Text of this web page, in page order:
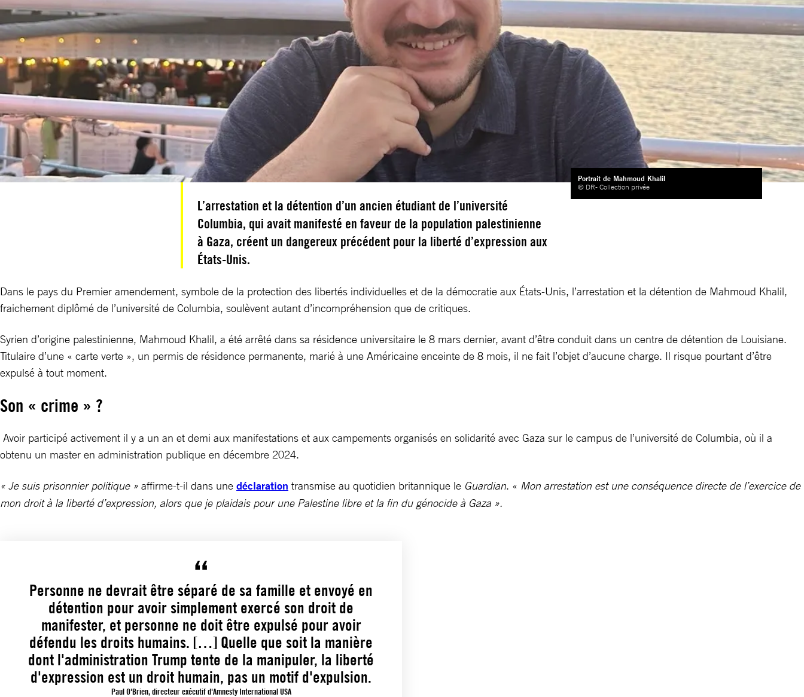
Portrait de Mahmoud Khalil
© DR- Collection privée
L’arrestation et la détention d’un ancien étudiant de l’université
Columbia, qui avait manifesté en faveur de la population palestinienne
à Gaza, créent un dangereux précédent pour la liberté d’expression aux
États-Unis.
Dans le pays du Premier amendement, symbole de la protection des libertés individuelles et de la démocratie aux États-Unis, l’arrestation et la détention de Mahmoud Khalil,
fraichement diplômé de l’université de Columbia, soulèvent autant d’incompréhension que de critiques.
Syrien d’origine palestinienne, Mahmoud Khalil, a été arrêté dans sa résidence universitaire le 8 mars dernier, avant d’être conduit dans un centre de détention de Louisiane.
Titulaire d’une « carte verte », un permis de résidence permanente, marié à une Américaine enceinte de 8 mois, il ne fait l’objet d’aucune charge. Il risque pourtant d’être
expulsé à tout moment.
Son « crime » ?
Avoir participé activement il y a un an et demi aux manifestations et aux campements organisés en solidarité avec Gaza sur le campus de l’université de Columbia, où il a
obtenu un master en administration publique en décembre 2024.
« Je suis prisonnier politique » affirme-t-il dans une déclaration transmise au quotidien britannique le Guardian. « Mon arrestation est une conséquence directe de l’exercice de
mon droit à la liberté d’expression, alors que je plaidais pour une Palestine libre et la fin du génocide à Gaza ».
Personne ne devrait être séparé de sa famille et envoyé en
détention pour avoir simplement exercé son droit de
manifester, et personne ne doit être expulsé pour avoir
défendu les droits humains. […] Quelle que soit la manière
dont l'administration Trump tente de la manipuler, la liberté
d'expression est un droit humain, pas un motif d'expulsion.
Paul O'Brien, directeur exécutif d'Amnesty International USA